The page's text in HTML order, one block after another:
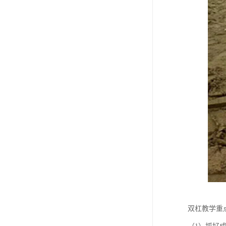
双杠教学重